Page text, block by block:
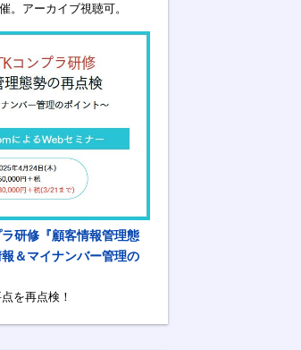
。アーカイブ視聴可。
研修『顧客情報管理態
＆マイナンバー管理の
を再点検！